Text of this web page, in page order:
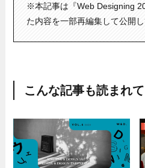
※本記事は『Web Designing
た内容を一部再編集して公開し
こんな記事も読まれ